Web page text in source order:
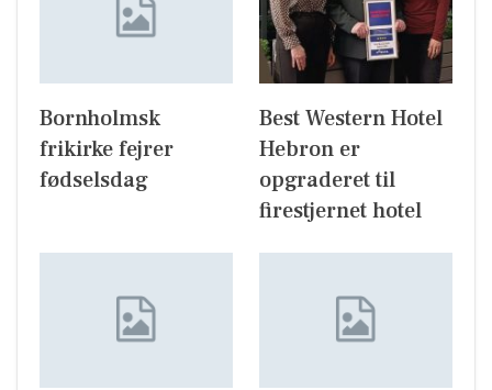
Bornholmsk
frikirke fejrer
fødselsdag
Best Western Hotel
Hebron er
opgraderet til
firestjernet hotel